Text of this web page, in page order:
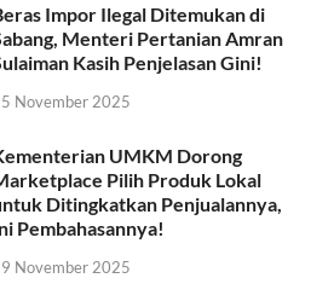
Impor Ilegal Ditemukan di
Menteri Pertanian Amran
Kasih Penjelasan Gini!
November 2025
UMKM Dorong
Pilih Produk Lokal
Ditingkatkan Penjualannya,
Pembahasannya!
November 2025